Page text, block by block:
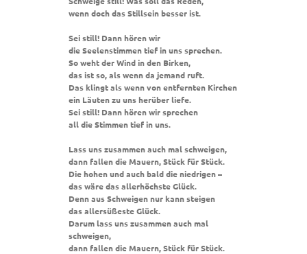
wenn doch das Stillsein besser ist.
Sei still! Dann hören wir
die Seelenstimmen tief in uns sprechen.
So weht der Wind in den Birken,
das ist so, als wenn da jemand ruft.
Das klingt als wenn von entfernten Kirchen
ein Läuten zu uns herüber liefe.
Sei still! Dann hören wir sprechen
all die Stimmen tief in uns.
Lass uns zusammen auch mal schweigen,
dann fallen die Mauern, Stück für Stück.
Die hohen und auch bald die niedrigen –
das wäre das allerhöchste Glück.
Denn aus Schweigen nur kann steigen
das allersüßeste Glück.
Darum lass uns zusammen auch mal
schweigen,
dann fallen die Mauern, Stück für Stück.